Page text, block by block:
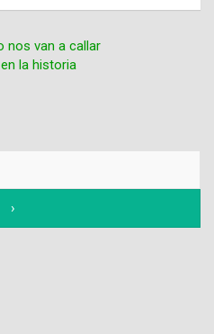
nos van a callar
la historia